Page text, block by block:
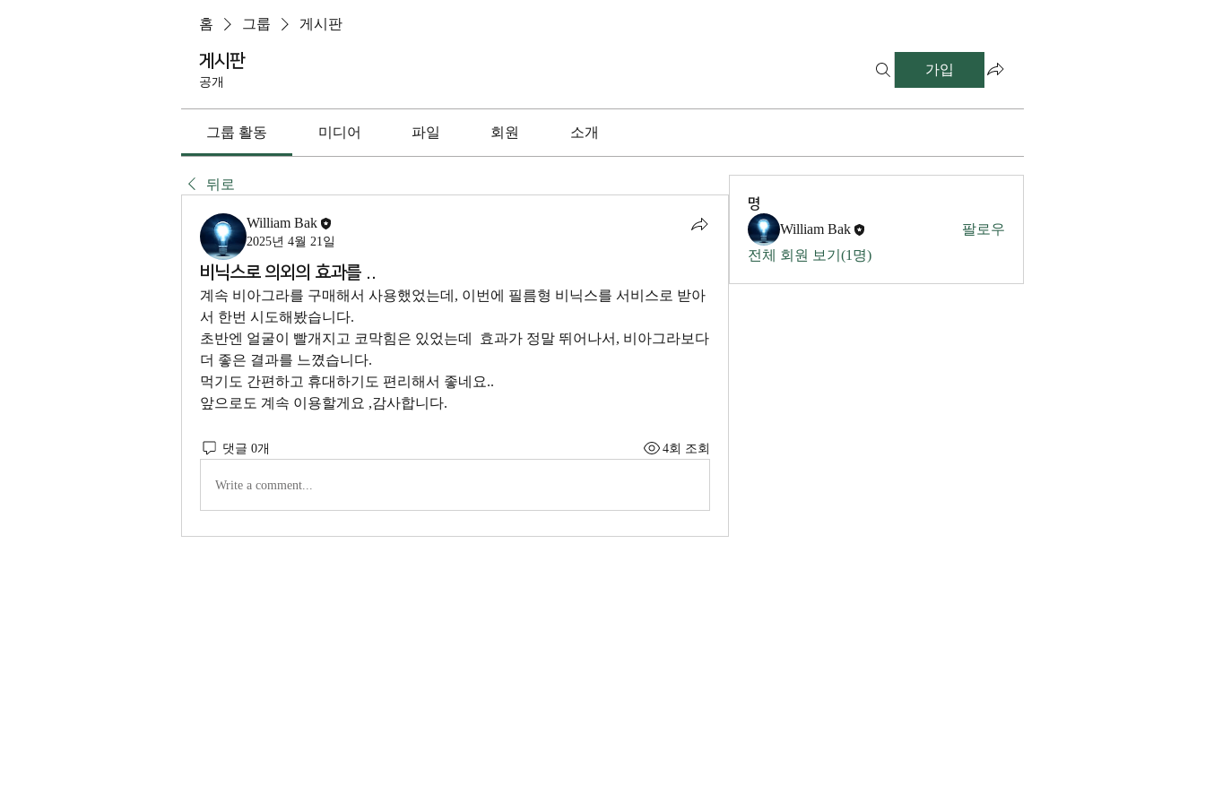
홈 그룹 게시판
게시판
공개
가입
그룹 활동 미디어 파일 회원 소개
뒤로
William Bak
2025년 4월 21일
비닉스로 의외의 효과를 ..
계속 비아그라를 구매해서 사용했었는데, 이번에 필름형 비닉스를 서비스로 받아
서 한번 시도해봤습니다.
초반엔 얼굴이 빨개지고 코막힘은 있었는데  효과가 정말 뛰어나서, 비아그라보다
더 좋은 결과를 느꼈습니다.
먹기도 간편하고 휴대하기도 편리해서 좋네요..
앞으로도 계속 이용할게요 ,감사합니다.
댓글 0개 4회 조회
Write a comment...
명
William Bak
팔로우
전체 회원 보기(1명)